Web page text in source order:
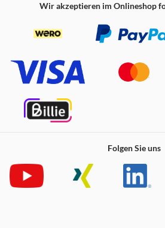
Wir akzeptieren im Onlineshop
Folgen Sie uns